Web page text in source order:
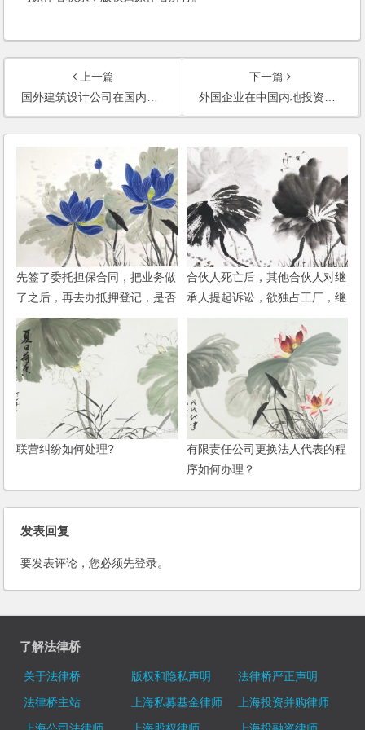
上一篇
国外建筑设计公司在国内设立办事处或分公司，手续如何办理？“经常项目下的账户”和“资本项目下的账户”有什么区别呢？办事处可以开具正规发票吗？办事处的税收政策与分公司一样吗？
下一篇
外国企业在中国内地投资设立办事处跟分公司程序上和费用上有何不同？
先签了委托担保合同，把业务做
了之后，再去办抵押登记，是否
存在风险？
合伙人死亡后，其他合伙人对继
承人提起诉讼，欲独占工厂，继
承人怎么办？
联营纠纷如何处理?
有限责任公司更换法人代表的程
序如何办理？
发表回复
要发表评论，您必须先登录。
了解法律桥
关于法律桥 版权和隐私声明
法律桥严正声明
法律桥主站
上海私募基金律师
上海投资并购律师